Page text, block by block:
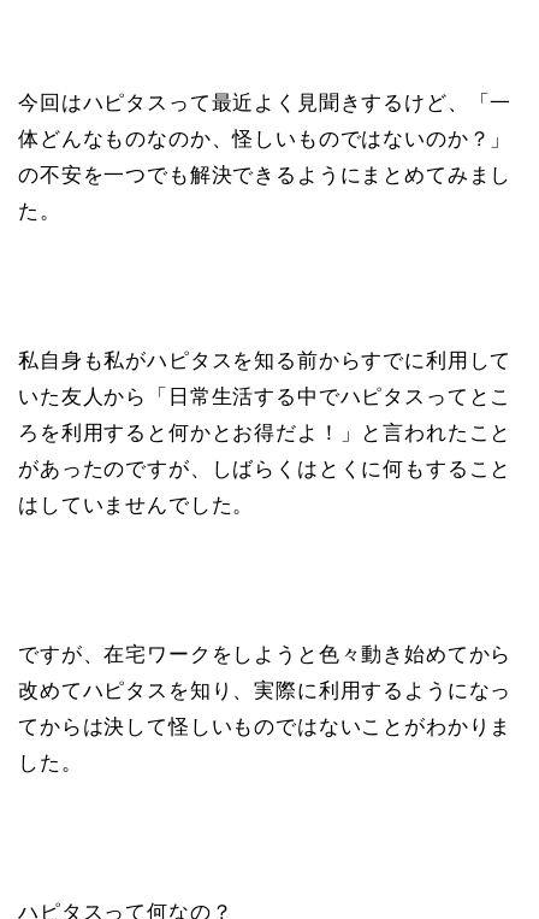
今回はハピタスって最近よく見聞きするけど、「一
体どんなものなのか、怪しいものではないのか？」
の不安を一つでも解決できるようにまとめてみまし
た。
私自身も私がハピタスを知る前からすでに利用して
いた友人から「日常生活する中でハピタスってとこ
ろを利用すると何かとお得だよ！」と言われたこと
があったのですが、しばらくはとくに何もすること
はしていませんでした。
ですが、在宅ワークをしようと色々動き始めてから
改めてハピタスを知り、実際に利用するようになっ
てからは決して怪しいものではないことがわかりま
した。
ハピタスって何なの？